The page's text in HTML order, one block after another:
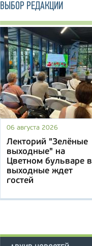
ВЫБОР РЕДАКЦИИ
06 августа 2026
Лекторий "Зелёные
выходные" на
Цветном бульваре в
выходные ждет
гостей